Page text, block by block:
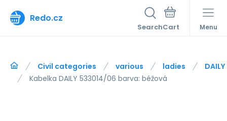
Redo.cz
Search Menu
Civil categories various ladies
DAILY
Kabelka DAILY 533014/06 barva: béžová